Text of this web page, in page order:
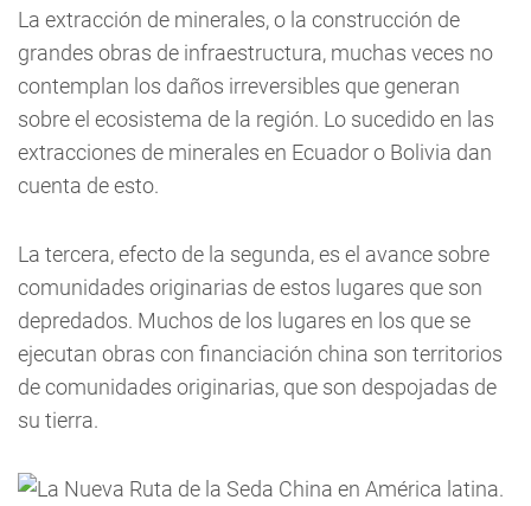
La extracción de minerales, o la construcción de
grandes obras de infraestructura, muchas veces no
contemplan los daños irreversibles que generan
sobre el ecosistema de la región. Lo sucedido en las
extracciones de minerales en Ecuador o Bolivia dan
cuenta de esto.
La tercera, efecto de la segunda, es el avance sobre
comunidades originarias de estos lugares que son
depredados. Muchos de los lugares en los que se
ejecutan obras con financiación china son territorios
de comunidades originarias, que son despojadas de
su tierra.